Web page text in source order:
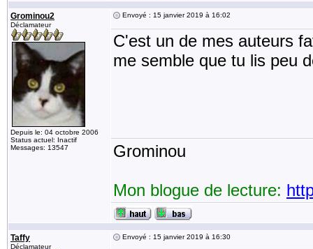
Grominou2
Déclamateur
Depuis le: 04 octobre 2006
Status actuel: Inactif
Messages: 13547
Envoyé : 15 janvier 2019 à 16:02
C'est un de mes auteurs
me semble que tu lis peu
Grominou
Mon blogue de lecture:
Taffy
Déclamateur
Envoyé : 15 janvier 2019 à 16:30